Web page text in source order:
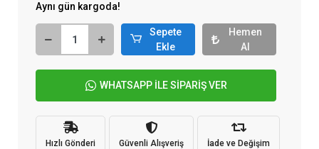
Aynı gün kargoda!
Sepete
Ekle
Hemen
Al
WHATSAPP İLE SİPARİŞ VER
Hızlı Gönderi Güvenli Alışveriş İade ve Değişim